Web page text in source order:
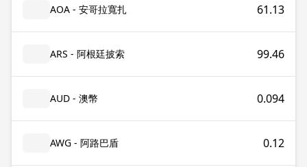
AOA - 安哥拉寬扎 61.13
ARS - 阿根廷披索 99.46
AUD - 澳幣 0.094
AWG - 阿路巴盾 0.12